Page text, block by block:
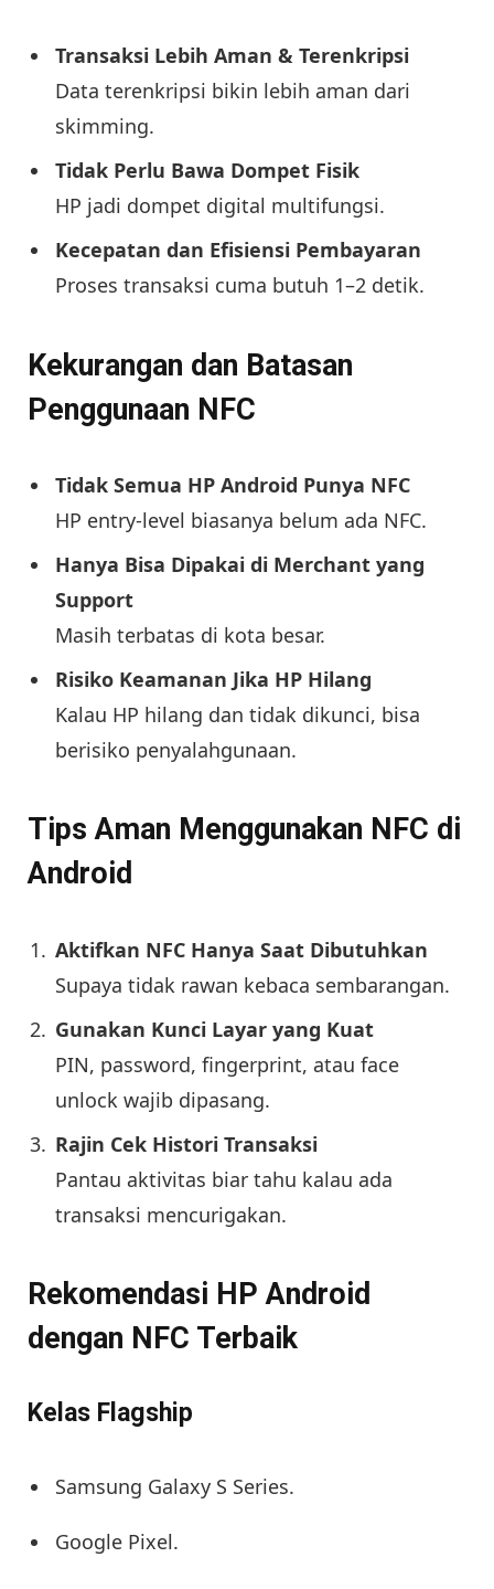
Transaksi Lebih Aman & Terenkripsi
Data terenkripsi bikin lebih aman dari
skimming.
Tidak Perlu Bawa Dompet Fisik
HP jadi dompet digital multifungsi.
Kecepatan dan Efisiensi Pembayaran
Proses transaksi cuma butuh 1–2 detik.
Kekurangan dan Batasan
Penggunaan NFC
Tidak Semua HP Android Punya NFC
HP entry-level biasanya belum ada NFC.
Hanya Bisa Dipakai di Merchant yang
Support
Masih terbatas di kota besar.
Risiko Keamanan Jika HP Hilang
Kalau HP hilang dan tidak dikunci, bisa
berisiko penyalahgunaan.
Tips Aman Menggunakan NFC di
Android
Aktifkan NFC Hanya Saat Dibutuhkan
Supaya tidak rawan kebaca sembarangan.
Gunakan Kunci Layar yang Kuat
PIN, password, fingerprint, atau face
unlock wajib dipasang.
Rajin Cek Histori Transaksi
Pantau aktivitas biar tahu kalau ada
transaksi mencurigakan.
Rekomendasi HP Android
dengan NFC Terbaik
Kelas Flagship
Samsung Galaxy S Series.
Google Pixel.